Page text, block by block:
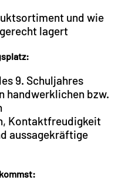
und wie
lagert
9. Schuljahres
handwerklichen bzw.
Kontaktfreudigkeit
aussagekräftige